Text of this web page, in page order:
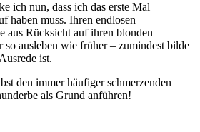
ich nun, dass ich das erste Mal
haben muss. Ihren endlosen
aus Rücksicht auf ihren blonden
ausleben wie früher – zumindest bilde
ist.
den immer häufiger schmerzenden
als Grund anführen!